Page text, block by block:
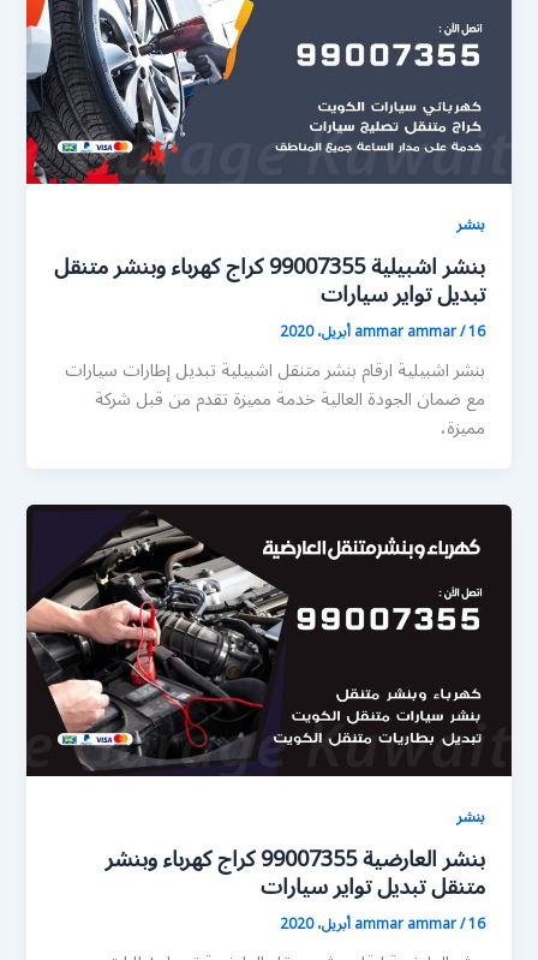
بنشر
بنشر اشبيلية 99007355 كراج كهرباء وبنشر متنقل
تبديل تواير سيارات
ammar ammar/16 أبريل، 2020
بنشر اشبيلية ارقام بنشر متنقل اشبيلية تبديل إطارات سيارات
مع ضمان الجودة العالية خدمة مميزة تقدم من قبل شركة
مميزة،
بنشر
بنشر العارضية 99007355 كراج كهرباء وبنشر
متنقل تبديل تواير سيارات
ammar ammar/16 أبريل، 2020